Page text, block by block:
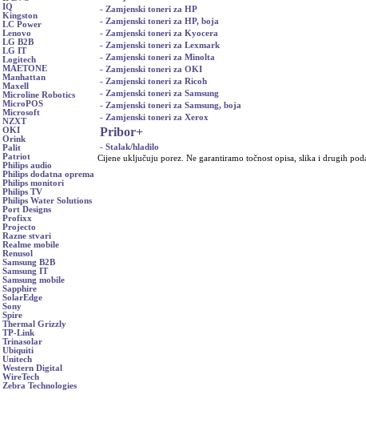
IQ
Kingston
LC Power
Lenovo
LG B2B
LG IT
Logitech
MAETONE
Manhattan
Maxell
Microline Robotics
MicroPOS
Microsoft
NZXT
OKI
Orink
Palit
Patriot
Philips audio
Philips dodatna oprema
Philips monitori
Philips TV
Philips Water Solutions
Port Designs
Profixx
Projecto
Razne stvari
Realme mobile
Renusol
Samsung B2B
Samsung IT
Samsung mobile
Sapphire
SolarEdge
Sony
Spire
Thermal Grizzly
TP-Link
Trinasolar
Ubiquiti
Unitech
Western Digital
WireTech
Zebra Technologies
- Zamjenski toneri za HP
- Zamjenski toneri za HP, boja
- Zamjenski toneri za Kyocera
- Zamjenski toneri za Lexmark
- Zamjenski toneri za Minolta
- Zamjenski toneri za OKI
- Zamjenski toneri za Ricoh
- Zamjenski toneri za Samsung
- Zamjenski toneri za Samsung, boja
- Zamjenski toneri za Xerox
Pribor+
- Stalak/hladilo
Cijene uključuju porez. Ne garantiramo točnost opisa, slika i drugih